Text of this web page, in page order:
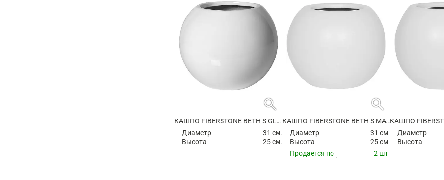
search
КАШПО FIBERSTONE BETH S GLOSSY WHITE
Диаметр
31 см.
Высота
25 см.
search
КАШПО FIBERSTONE BETH S MATT WHITE
Диаметр
31 см.
Высота
25 см.
Продается по
2 шт.
Диаметр
Высота